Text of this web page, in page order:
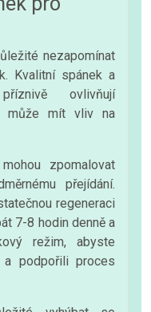
nezapomínat
Kvalitní spánek a
ovlivňují
může mít vliv na
zpomalovat
přejídání.
regeneraci
7-8 hodin denně a
režim, abyste
podpořili proces